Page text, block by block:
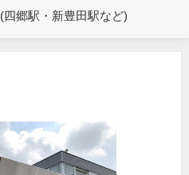
(四郷駅・新豊田駅など)